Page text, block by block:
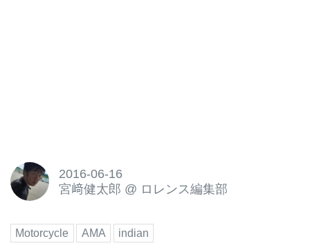
2016-06-16
宮﨑健太郎 @ ロレンス編集部
Motorcycle AMA indian